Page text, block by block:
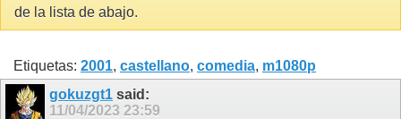
de la lista de abajo.
Etiquetas: 2001, castellano, comedia, m1080p
gokuzgt1 said:
11/04/2023 23:59